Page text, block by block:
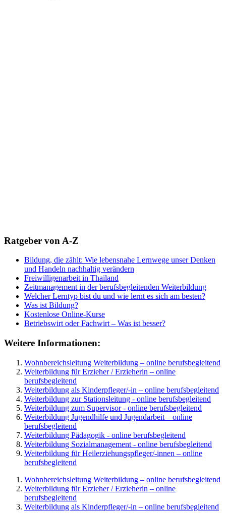
Ratgeber von A-Z
Bildung, die zählt: Wie lebensnahe Lernwege unser Denken
und Handeln nachhaltig verändern
Freiwilligenarbeit in Thailand
Zeitmanagement in der berufsbegleitenden Weiterbildung
Welcher Lerntyp bist du und wie lernt es sich am besten?
Was ist Bildung?
Kostenlose Online-Kurse
Betriebswirt oder Fachwirt – Was ist besser?
Weitere Informationen:
Wohnbereichsleitung Weiterbildung – online berufsbegleitend
Weiterbildung für Erzieher / Erzieherin – online
berufsbegleitend
Weiterbildung als Kinderpfleger/-in – online berufsbegleitend
Weiterbildung zur Stationsleitung - online berufsbegleitend
Weiterbildung zum Supervisor - online berufsbegleitend
Weiterbildung Jugendhilfe und Jugendarbeit – online
berufsbegleitend
Weiterbildung Pädagogik - online berufsbegleitend
Weiterbildung Sozialmanagement - online berufsbegleitend
Weiterbildung für Heilerziehungspfleger/-innen – online
berufsbegleitend
Wohnbereichsleitung Weiterbildung – online berufsbegleitend
Weiterbildung für Erzieher / Erzieherin – online
berufsbegleitend
Weiterbildung als Kinderpfleger/-in – online berufsbegleitend